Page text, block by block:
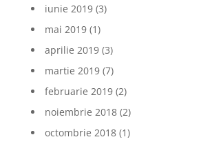
iunie 2019(3)
mai 2019(1)
aprilie 2019(3)
martie 2019(7)
februarie 2019(2)
noiembrie 2018(2)
octombrie 2018(1)